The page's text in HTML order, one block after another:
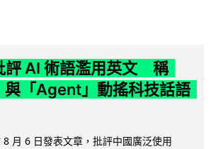
評 AI 術語濫用英文 稱
與「Agent」動搖科技話語
月 6 日發表文章，批評中國廣泛使用